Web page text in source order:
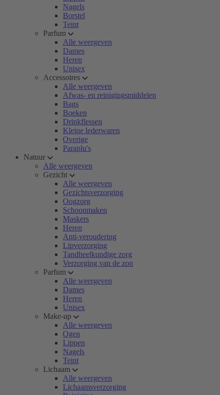
Nagels
Borstel
Teint
Parfum
Alle weergeven
Dames
Heren
Unisex
Accessoires
Alle weergeven
Afwas- en reinigingsmiddelen
Bags
Boeken
Drinkflessen
Kleine lederwaren
Overige
Paraplu's
Natuur
Alle weergeven
Gezicht
Alle weergeven
Gezichtsverzorging
Oogzorg
Schoonmaken
Maskers
Heren
Anti-veroudering
Lipverzorging
Tandheelkundige zorg
Verzorging van de zon
Parfum
Alle weergeven
Dames
Heren
Unisex
Make-up
Alle weergeven
Ogen
Lippen
Nagels
Teint
Lichaam
Alle weergeven
Lichaamsverzorging